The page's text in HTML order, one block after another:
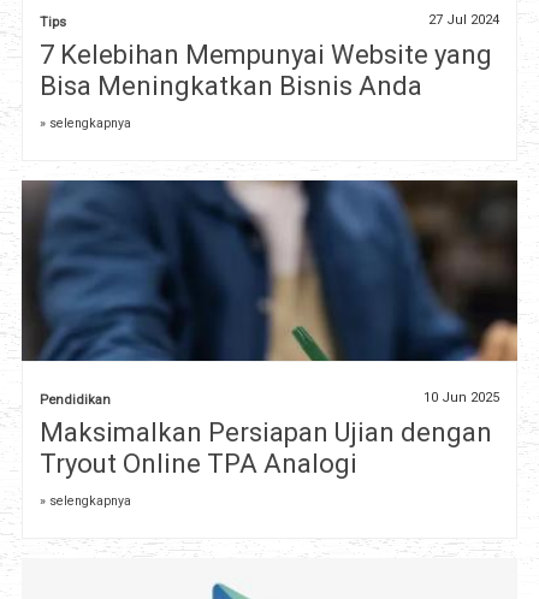
Tips 27 Jul 2024
7 Kelebihan Mempunyai Website yang
Bisa Meningkatkan Bisnis Anda
» selengkapnya
Pendidikan 10 Jun 2025
Maksimalkan Persiapan Ujian dengan
Tryout Online TPA Analogi
» selengkapnya